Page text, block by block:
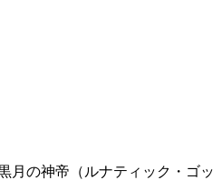
月の神帝（ルナティック・ゴッ